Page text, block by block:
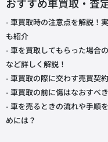
おすすめ車買取・査
- 車買取時の注意点を解説！
も紹介
- 車を買取してもらった場合
など詳しく解説！
- 車買取の際に交わす売買契
- 車買取の前に傷はなおすべ
- 車を売るときの流れや手順
めには？